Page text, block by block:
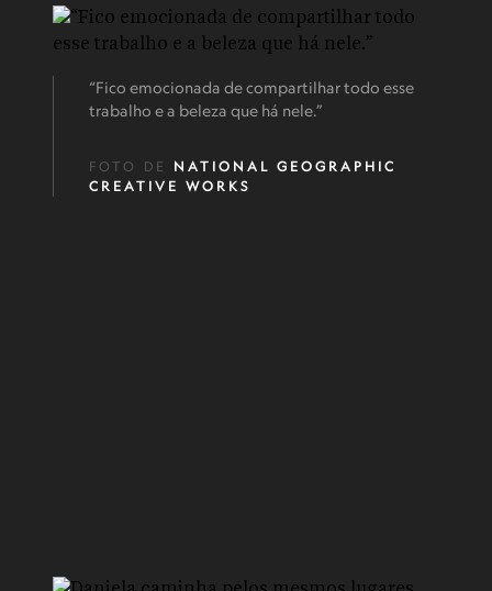
“Fico emocionada de compartilhar todo esse
trabalho e a beleza que há nele.”
FOTO DE NATIONAL GEOGRAPHIC
CREATIVE WORKS